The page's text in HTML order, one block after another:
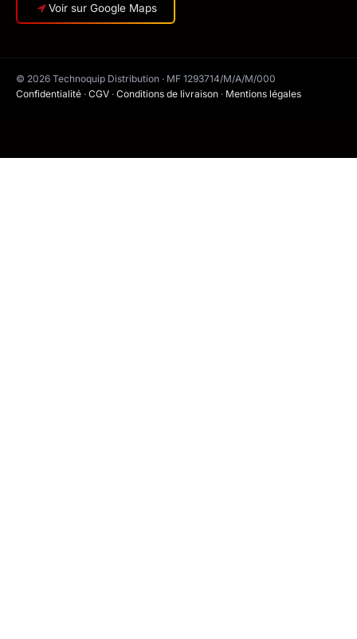
Voir sur Google Maps
© 2026 Technoquip Distribution · MF 1293714/M/A/M/000
Confidentialité · CGV · Conditions de livraison · Mentions légales